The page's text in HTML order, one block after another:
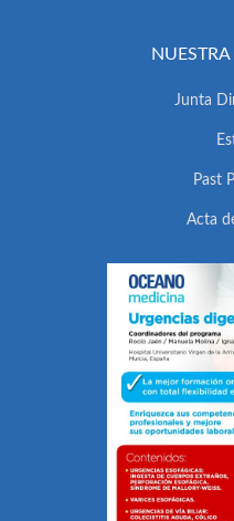
Junta
Past
Acta